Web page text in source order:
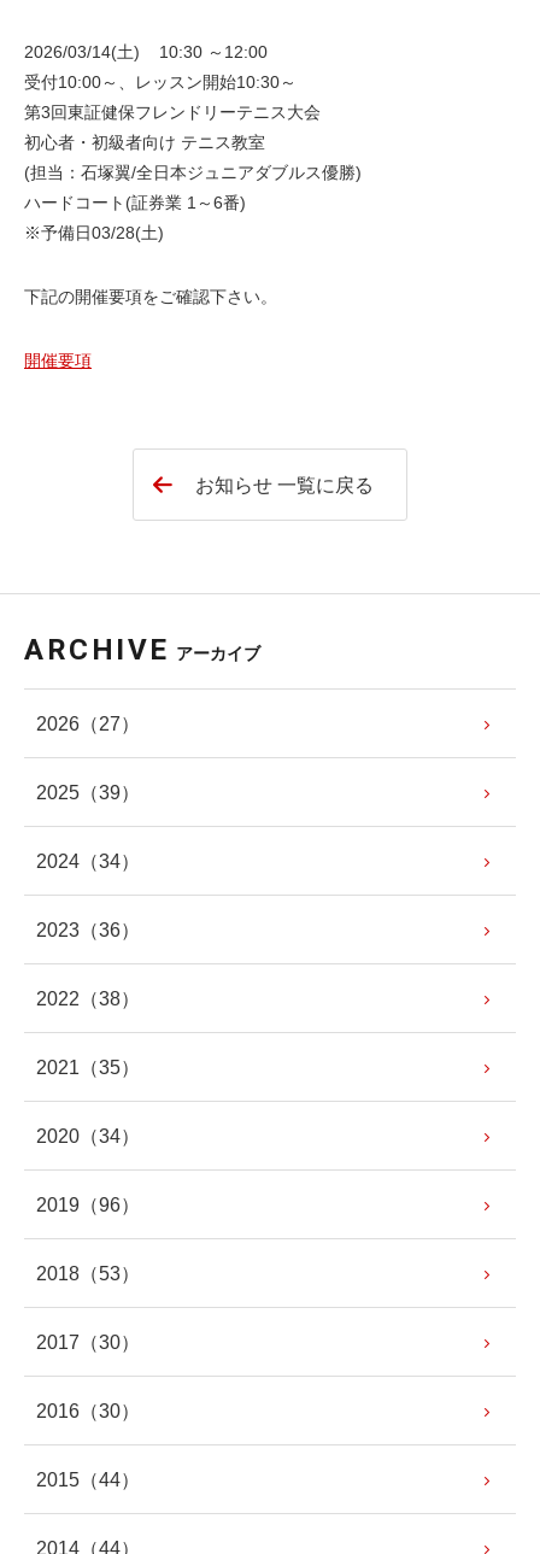
2026/03/14(土) 10:30 ～12:00
受付10:00～、レッスン開始10:30～
第3回東証健保フレンドリーテニス大会
初心者・初級者向け テニス教室
(担当：石塚翼/全日本ジュニアダブルス優勝)
ハードコート(証券業 1～6番)
※予備日03/28(土)
下記の開催要項をご確認下さい。
開催要項
お知らせ 一覧に戻る
ARCHIVE アーカイブ
2026 （27）
2025 （39）
2024 （34）
2023 （36）
2022 （38）
2021 （35）
2020 （34）
2019 （96）
2018 （53）
2017 （30）
2016 （30）
2015 （44）
2014 （44）